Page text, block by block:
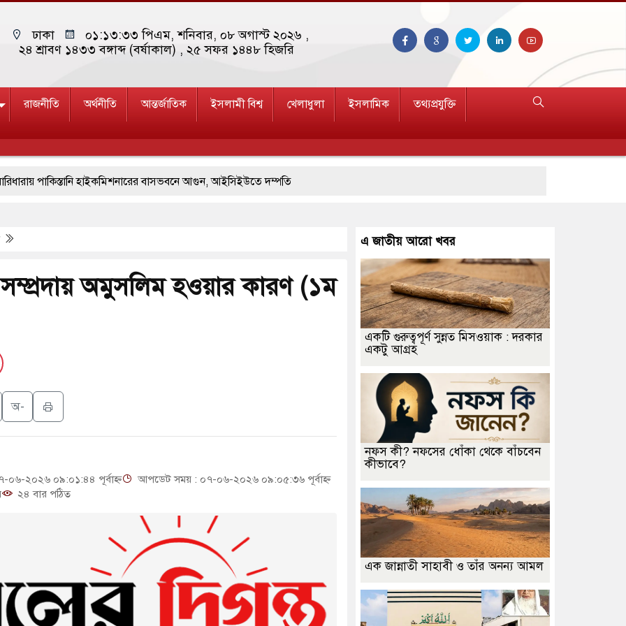
ঢাকা ০১:১৩:৩৪ পিএম, শনিবার, ০৮ অগাস্ট ২০২৬ ,
২৪ শ্রাবণ ১৪৩৩ বঙ্গাব্দ (বর্ষাকাল) , ২৫ সফর ১৪৪৮ হিজরি
রাজনীতি অর্থনীতি আন্তর্জাতিক ইসলামী বিশ্ব খেলাধুলা ইসলামিক তথ্যপ্রযুক্তি
হাইকমিশনারের বাসভবনে আগুন, আইসিইউতে দম্পতি
গুলিতে শিক্ষক নিহত, হামলাকারীর আত্মহত্যা
নিরাপত্তা তল্লাশিতে ছাড় দেওয়া হবে না: মন্ত্রী
ইরানে একক সামরিক পদক্ষেপের ইঙ্গিত
ছাড়লেন জনপ্রিয় ভারতীয় সাংবাদিক ময়ূখ রঞ্জন ঘোষ
নতুন বাংলাদেশের পথচলার কেন্দ্র হবে: ড. ইউনূস
ও ছাত্রলীগের আচরণ ইসরায়েলের মতো: সাদিক
ও পাহাড়ি ঢলে ফুঁসে উঠেছে তিস্তা
সম্প্রদায় অমুসলিম হওয়ার কারণ (১ম
অ-
২০২৬ ০৯:০১:৪৪ পূর্বাহ্ন
আপডেট সময় : ০৭-০৬-২০২৬ ০৯:০৫:৩৬ পূর্বাহ্ন
২৪ বার পঠিত
এ জাতীয় আরো খবর
একটি গুরুত্বপূর্ণ সুন্নত মিসওয়াক : দরকার
একটু আগ্রহ
নফস কী? নফসের ধোঁকা থেকে বাঁচবেন
কীভাবে?
এক জান্নাতী সাহাবী ও তাঁর অনন্য আমল